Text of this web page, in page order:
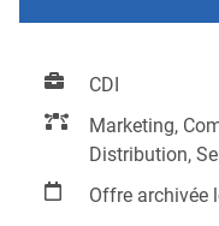
CDI
Marketing,
Distribution,
Offre archivée